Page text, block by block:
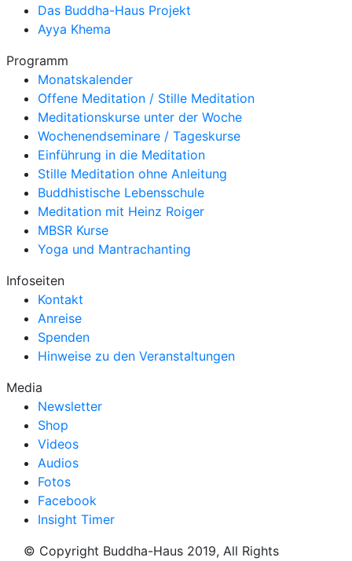
Das Buddha-Haus Projekt
Ayya Khema
Programm
Monatskalender
Offene Meditation / Stille Meditation
Meditationskurse unter der Woche
Wochenendseminare / Tageskurse
Einführung in die Meditation
Stille Meditation ohne Anleitung
Buddhistische Lebensschule
Meditation mit Heinz Roiger
MBSR Kurse
Yoga und Mantrachanting
Infoseiten
Kontakt
Anreise
Spenden
Hinweise zu den Veranstaltungen
Media
Newsletter
Shop
Videos
Audios
Fotos
Facebook
Insight Timer
© Copyright Buddha-Haus 2019, All Rights